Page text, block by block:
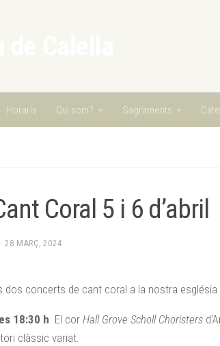
Horaris Qui som? Sagraments
Coral 5 i 6 d’abril
· 28 MARÇ, 2024
dos concerts de cant coral a la nostra església
18:30 h El cor Hall Grove Scholl Choristers
clàssic variat.